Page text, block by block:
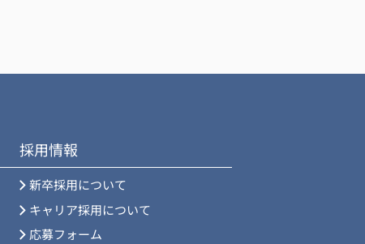
採用情報
新卒採用について
キャリア採用について
応募フォーム